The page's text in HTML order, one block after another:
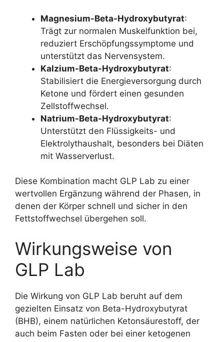
Magnesium-Beta-Hydroxybutyrat:
Trägt zur normalen Muskelfunktion bei,
reduziert Erschöpfungssymptome und
unterstützt das Nervensystem.
Kalzium-Beta-Hydroxybutyrat:
Stabilisiert die Energieversorgung durch
Ketone und fördert einen gesunden
Zellstoffwechsel.
Natrium-Beta-Hydroxybutyrat:
Unterstützt den Flüssigkeits- und
Elektrolythaushalt, besonders bei Diäten
mit Wasserverlust.
Diese Kombination macht GLP Lab zu einer
wertvollen Ergänzung während der Phasen, in
denen der Körper schnell und sicher in den
Fettstoffwechsel übergehen soll.
Wirkungsweise von
GLP Lab
Die Wirkung von GLP Lab beruht auf dem
gezielten Einsatz von Beta-Hydroxybutyrat
(BHB), einem natürlichen Ketonsäurestoff, der
auch beim Fasten oder bei einer ketogenen